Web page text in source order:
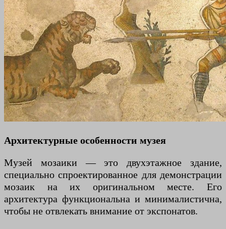
Архитектурные особенности музея
Музей мозаики — это двухэтажное здание,
специально спроектированное для демонстрации
мозаик на их оригинальном месте. Его
архитектура функциональна и минималистична,
чтобы не отвлекать внимание от экспонатов.